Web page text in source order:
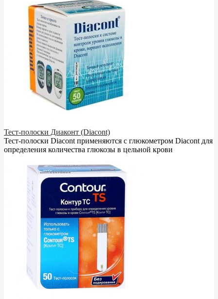
Тест-полоски Диаконт (Diacont)
Тест-полоски Diacont применяются с глюкометром Diacont для
определения количества глюкозы в цельной крови